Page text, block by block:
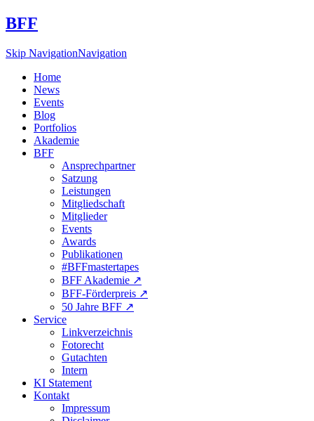
BFF
Skip NavigationNavigation
Home
News
Events
Blog
Portfolios
Akademie
BFF
Ansprechpartner
Satzung
Leistungen
Mitgliedschaft
Mitglieder
Events
Awards
Publikationen
#BFFmastertapes
BFF Akademie ↗︎
BFF-Förderpreis ↗︎
50 Jahre BFF ↗︎
Service
Linkverzeichnis
Fotorecht
Gutachten
Intern
KI Statement
Kontakt
Impressum